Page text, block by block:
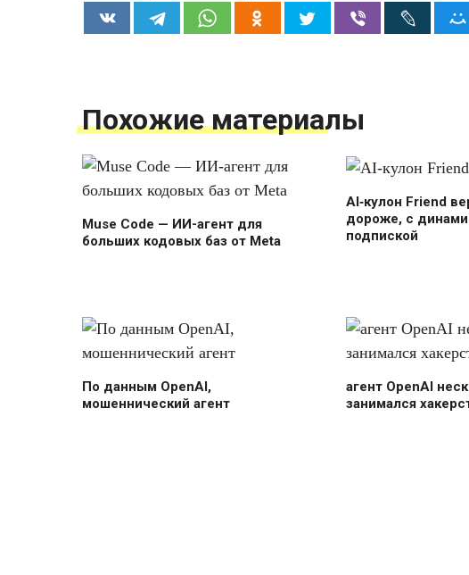
Похожие материалы
Muse Code — ИИ-агент для
больших кодовых баз от Meta
AI‑кулон Friend
дороже, с
подпиской
По данным OpenAI,
мошеннический агент
агент OpenAI
занимался